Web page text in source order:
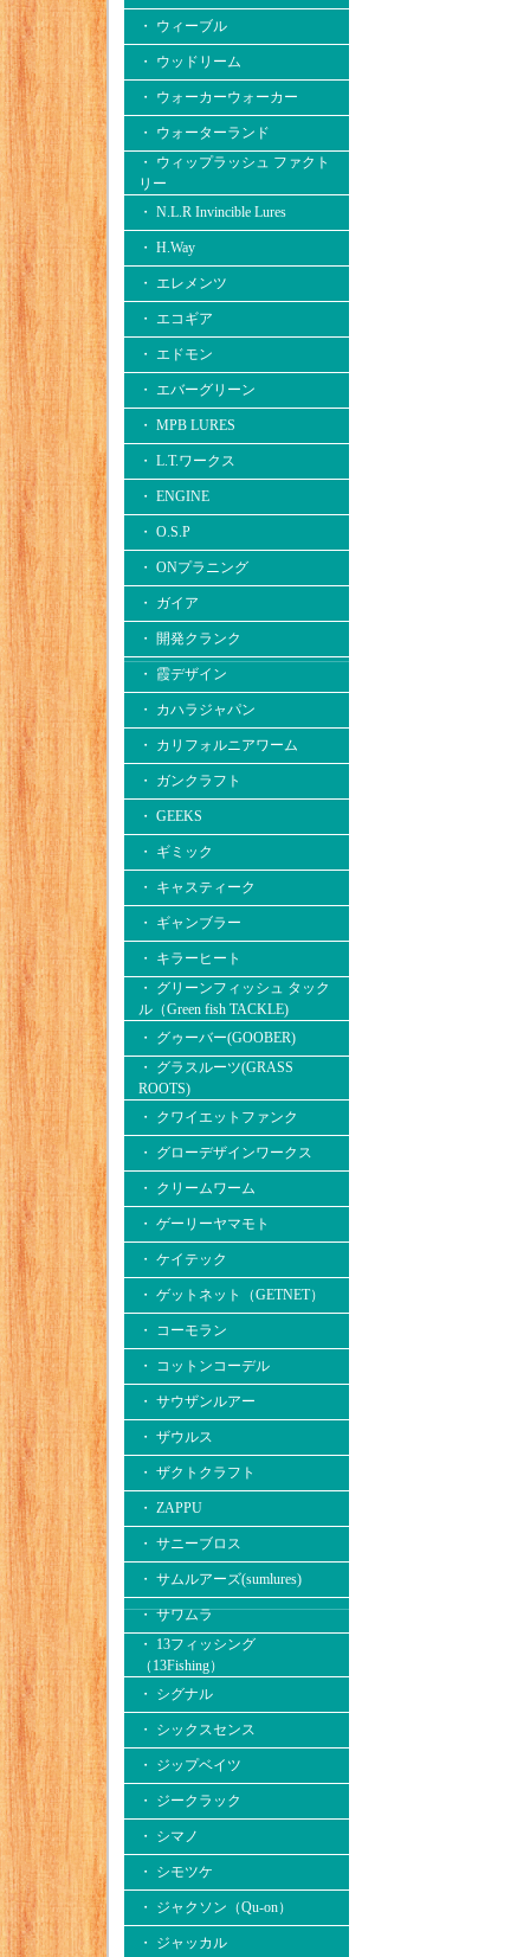
・ ウィーブル
・ ウッドリーム
・ ウォーカーウォーカー
・ ウォーターランド
・ ウィップラッシュ ファクト
リー
・ N.L.R Invincible Lures
・ H.Way
・ エレメンツ
・ エコギア
・ エドモン
・ エバーグリーン
・ MPB LURES
・ L.T.ワークス
・ ENGINE
・ O.S.P
・ ONプラニング
・ ガイア
・ 開発クランク
・ 霞デザイン
・ カハラジャパン
・ カリフォルニアワーム
・ ガンクラフト
・ GEEKS
・ ギミック
・ キャスティーク
・ ギャンブラー
・ キラーヒート
・ グリーンフィッシュ タック
ル（Green fish TACKLE)
・ グゥーバー(GOOBER)
・ グラスルーツ(GRASS
ROOTS)
・ クワイエットファンク
・ グローデザインワークス
・ クリームワーム
・ ゲーリーヤマモト
・ ケイテック
・ ゲットネット（GETNET）
・ コーモラン
・ コットンコーデル
・ サウザンルアー
・ ザウルス
・ ザクトクラフト
・ ZAPPU
・ サニーブロス
・ サムルアーズ(sumlures)
・ サワムラ
・ 13フィッシング
（13Fishing）
・ シグナル
・ シックスセンス
・ ジップベイツ
・ ジークラック
・ シマノ
・ シモツケ
・ ジャクソン（Qu-on）
・ ジャッカル